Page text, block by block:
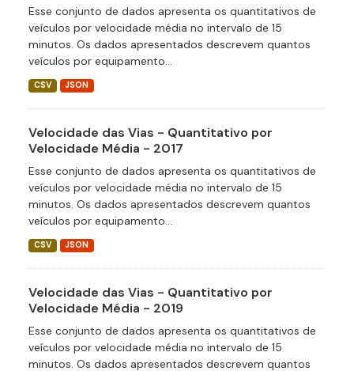
Esse conjunto de dados apresenta os quantitativos de
veículos por velocidade média no intervalo de 15
minutos. Os dados apresentados descrevem quantos
veículos por equipamento...
CSV JSON
Velocidade das Vias - Quantitativo por
Velocidade Média - 2017
Esse conjunto de dados apresenta os quantitativos de
veículos por velocidade média no intervalo de 15
minutos. Os dados apresentados descrevem quantos
veículos por equipamento...
CSV JSON
Velocidade das Vias - Quantitativo por
Velocidade Média - 2019
Esse conjunto de dados apresenta os quantitativos de
veículos por velocidade média no intervalo de 15
minutos. Os dados apresentados descrevem quantos